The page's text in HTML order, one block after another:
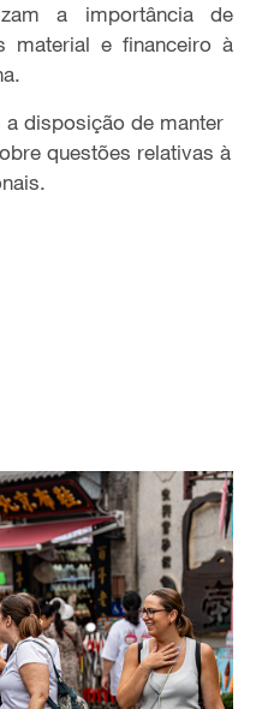
a importância de
material e financeiro à
adisposição de manter
questões relativas à